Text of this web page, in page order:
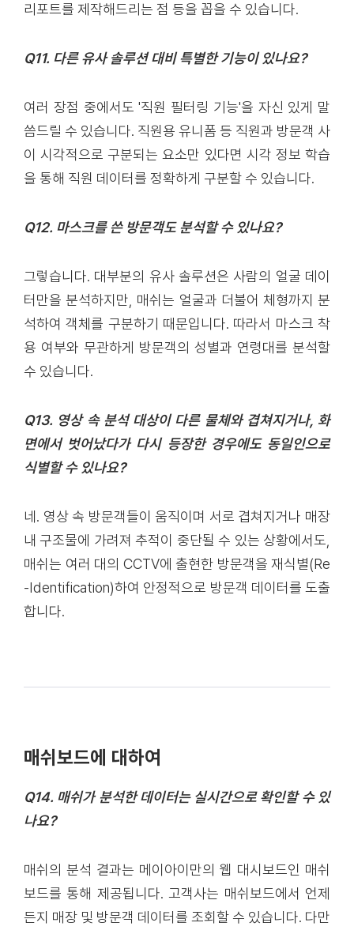
리포트를 제작해드리는 점 등을 꼽을 수 있습니다.
Q11. 다른 유사 솔루션 대비 특별한 기능이 있나요?
여러 장점 중에서도 '직원 필터링 기능'을 자신 있게 말
씀드릴 수 있습니다. 직원용 유니폼 등 직원과 방문객 사
이 시각적으로 구분되는 요소만 있다면 시각 정보 학습
을 통해 직원 데이터를 정확하게 구분할 수 있습니다.
Q12. 마스크를 쓴 방문객도 분석할 수 있나요?
그렇습니다. 대부분의 유사 솔루션은 사람의 얼굴 데이
터만을 분석하지만, 매쉬는 얼굴과 더불어 체형까지 분
석하여 객체를 구분하기 때문입니다. 따라서 마스크 착
용 여부와 무관하게 방문객의 성별과 연령대를 분석할
수 있습니다.
Q13. 영상 속 분석 대상이 다른 물체와 겹쳐지거나, 화
면에서 벗어났다가 다시 등장한 경우에도 동일인으로
식별할 수 있나요?
네. 영상 속 방문객들이 움직이며 서로 겹쳐지거나 매장
내 구조물에 가려져 추적이 중단될 수 있는 상황에서도,
매쉬는 여러 대의 CCTV에 출현한 방문객을 재식별(Re
-Identification)하여 안정적으로 방문객 데이터를 도출
합니다.
매쉬보드에 대하여
Q14. 매쉬가 분석한 데이터는 실시간으로 확인할 수 있
나요?
매쉬의 분석 결과는 메이아이만의 웹 대시보드인 매쉬
보드를 통해 제공됩니다. 고객사는 매쉬보드에서 언제
든지 매장 및 방문객 데이터를 조회할 수 있습니다. 다만